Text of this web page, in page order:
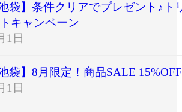
袋】条件クリアでプレゼント♪ト
キャンペーン
1日
袋】8月限定！商品SALE 15%OFF
1日